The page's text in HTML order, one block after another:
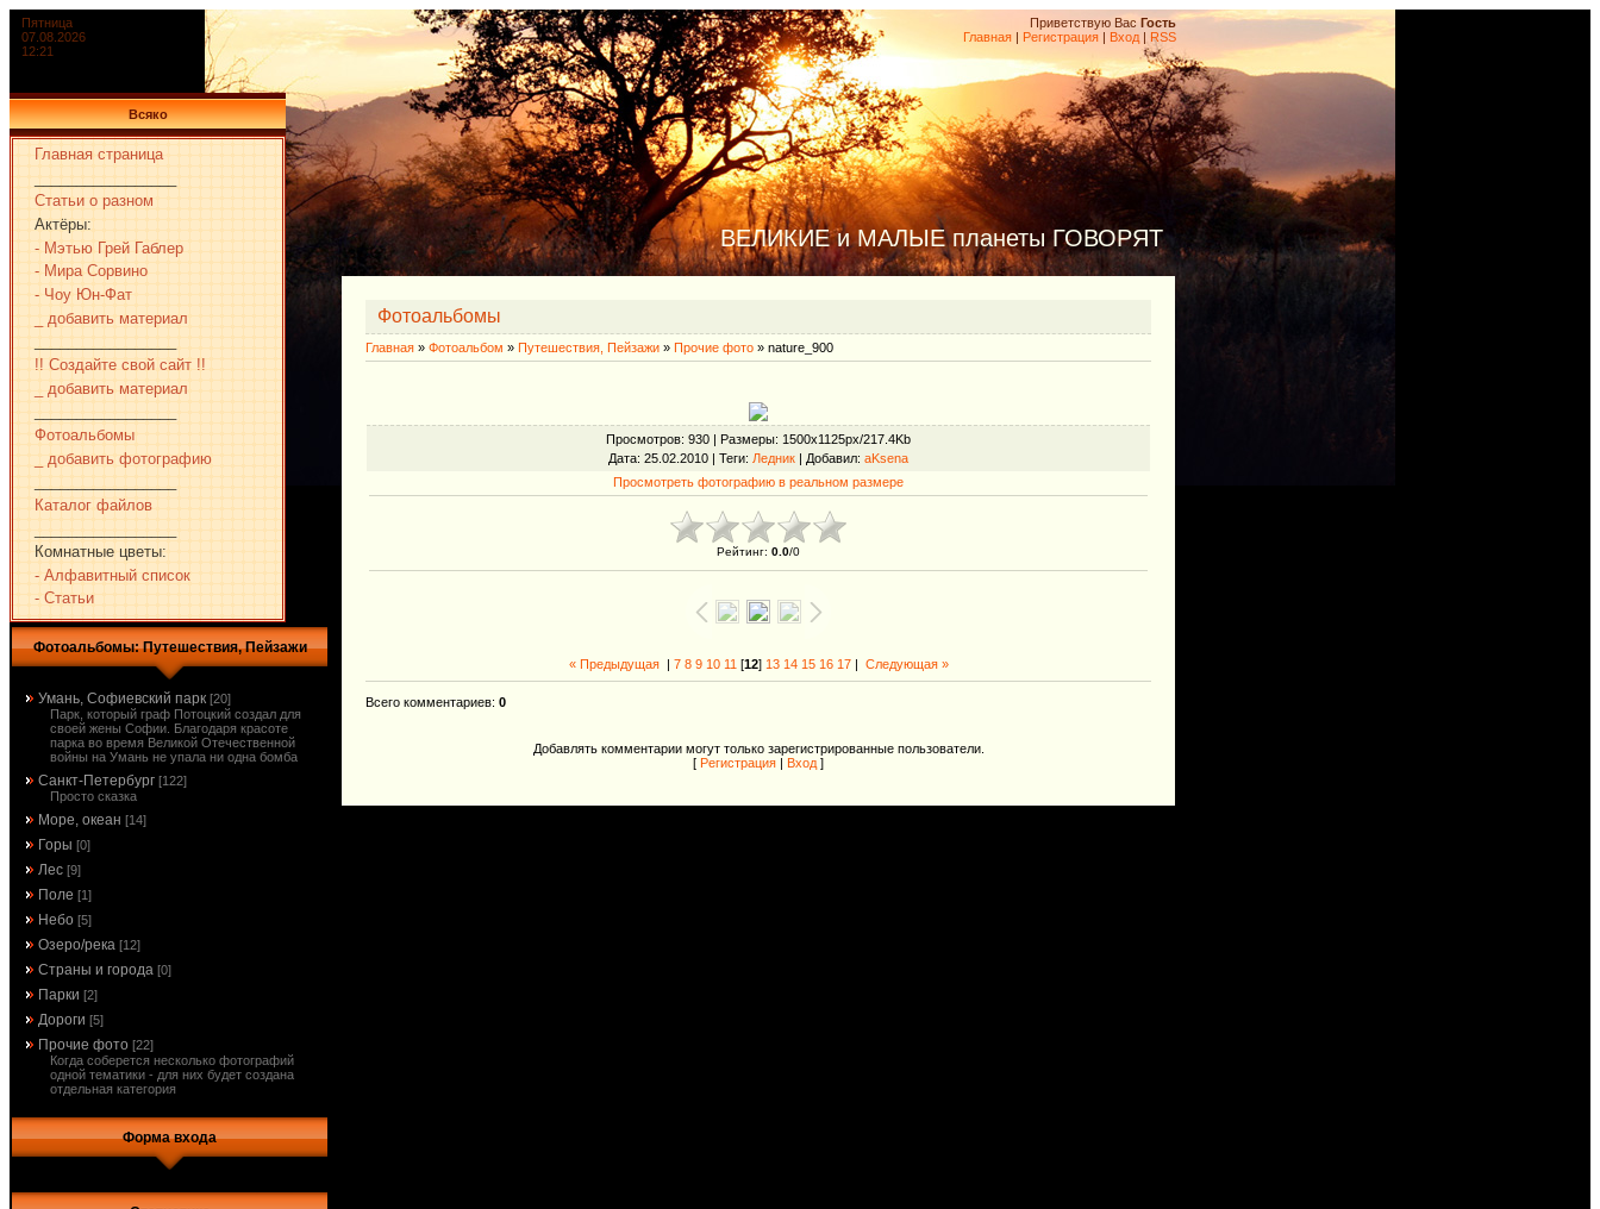
Пятница
07.08.2026
12:21
Приветствую Вас Гость
Главная | Регистрация | Вход | RSS
Всяко
Главная страница
Статьи о разном
Актёры:
- Мэтью Грей Габлер
- Мира Сорвино
- Чоу Юн-Фат
_ добавить материал
!! Создайте свой сайт !!
_ добавить материал
Фотоальбомы
_ добавить фотографию
Каталог файлов
Комнатные цветы:
- Алфавитный список
- Статьи
Фотоальбомы: Путешествия, Пейзажи
Умань, Софиевский парк [20]
Парк, который граф Потоцкий создал для
своей жены Софии. Благодаря красоте
парка во время Великой Отечественной
войны на Умань не упала ни одна бомба
Санкт-Петербург [122]
Просто сказка
Море, океан [14]
Горы [0]
Лес [9]
Поле [1]
Небо [5]
Озеро/река [12]
Страны и города [0]
Парки [2]
Дороги [5]
Прочие фото [22]
Когда соберется несколько фотографий
одной тематики - для них будет создана
отдельная категория
Форма входа
ВЕЛИКИЕ и МАЛЫЕ планеты ГОВОРЯТ
Фотоальбомы
Главная » Фотоальбом » Путешествия, Пейзажи » Прочие фото » nature_900
Просмотров: 930 | Размеры: 1500x1125px/217.4Kb
Дата: 25.02.2010 | Теги: Ледник | Добавил: aKsena
Просмотреть фотографию в реальном размере
Рейтинг: 0.0/0
« Предыдущая| 7 8 9 10 11 [12] 13 14 15 16 17| Следующая »
Всего комментариев: 0
Добавлять комментарии могут только зарегистрированные пользователи.
[ Регистрация Вход ]